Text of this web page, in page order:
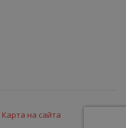
Карта на сайта